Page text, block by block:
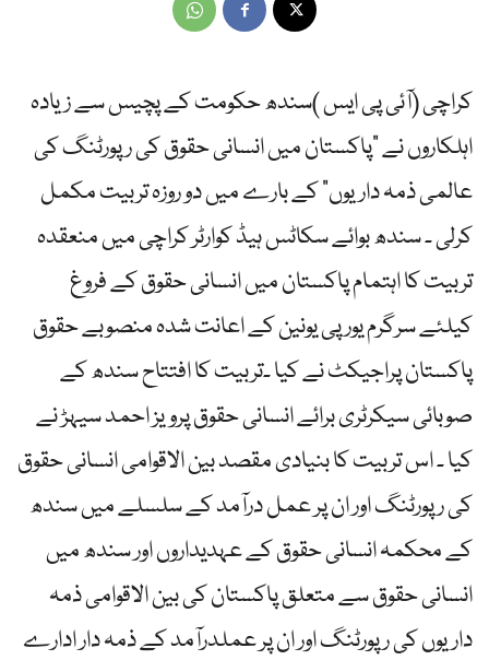
کراچی (آئی پی ایس )سندھ حکومت کے پچیس سے زیادہ
اہلکاروں نے “پاکستان میں انسانی حقوق کی رپورٹنگ کی
عالمی ذمہ داریوں” کے بارے میں دو روزہ تربیت مکمل
کرلی ۔ سندھ بوائے سکاٹس ہیڈ کوارٹر کراچی میں منعقدہ
تربیت کا اہتمام پاکستان میں انسانی حقوق کے فروغ
کیلئے سرگرم یورپی یونین کے اعانت شدہ منصوبے حقوق
پاکستان پراجیکٹ نے کیا ۔تربیت کا افتتاح سندھ کے
صوبائی سیکرٹری برائے انسانی حقوق پرویز احمد سیہڑ نے
کیا ۔ اس تربیت کا بنیادی مقصد بین الاقوامی انسانی حقوق
کی رپورٹنگ اور ان پر عمل درآمد کے سلسلے میں سندھ
کے محکمہ انسانی حقوق کے عہدیداروں اور سندھ میں
انسانی حقوق سے متعلق پاکستان کی بین الاقوامی ذمہ
داریوں کی رپورٹنگ اور ان پر عملدرآمد کے ذمہ دار ادارے